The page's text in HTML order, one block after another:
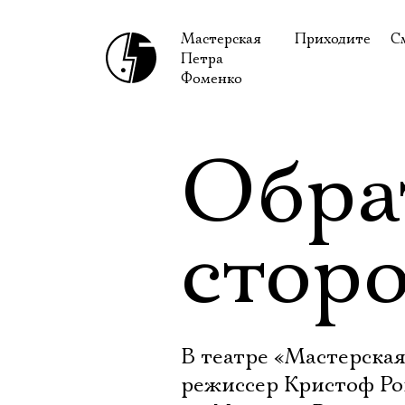
Мастерская
Петра
Фоменко
Приходите
Правила
Как добраться
В театре
режиссер Кристоф